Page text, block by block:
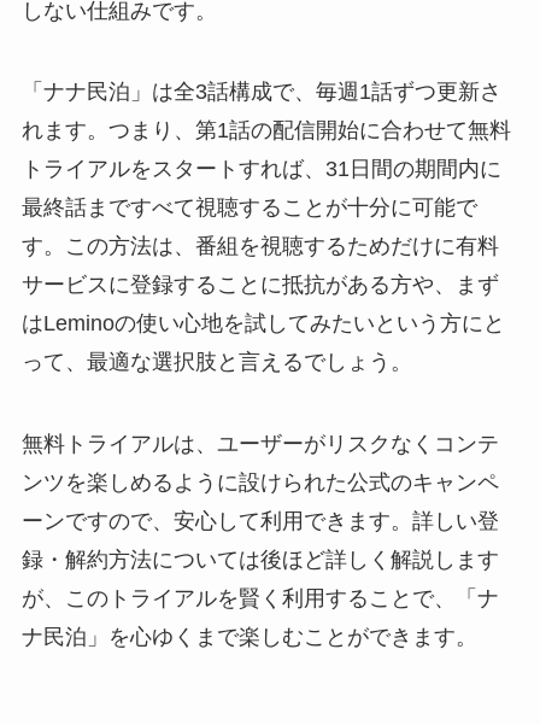
しない仕組みです。
「ナナ民泊」は全3話構成で、毎週1話ずつ更新さ
れます。つまり、第1話の配信開始に合わせて無料
トライアルをスタートすれば、31日間の期間内に
最終話まですべて視聴することが十分に可能で
す。この方法は、番組を視聴するためだけに有料
サービスに登録することに抵抗がある方や、まず
はLeminoの使い心地を試してみたいという方にと
って、最適な選択肢と言えるでしょう。
無料トライアルは、ユーザーがリスクなくコンテ
ンツを楽しめるように設けられた公式のキャンペ
ーンですので、安心して利用できます。詳しい登
録・解約方法については後ほど詳しく解説します
が、このトライアルを賢く利用することで、「ナ
ナ民泊」を心ゆくまで楽しむことができます。